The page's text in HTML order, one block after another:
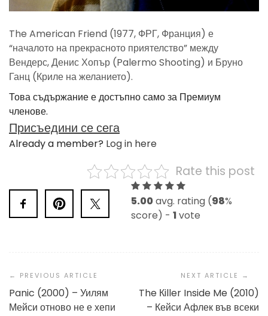
The American Friend (1977, ФРГ, Франция) е
“началото на прекрасното приятелство” между
Вендерс, Денис Хопър (Palermo Shooting) и Бруно
Ганц (Криле на желанието).
Това съдържание е достъпно само за Премиум
членове.
Присъедини се сега
Already a member? Log in here
Rate this post
5.00avg. rating (98%
score) - 1vote
Navigation
Panic (2000) – Уилям
Мейси отново не е хепи
The Кiller Inside Me (2010)
– Кейси Афлек във всеки